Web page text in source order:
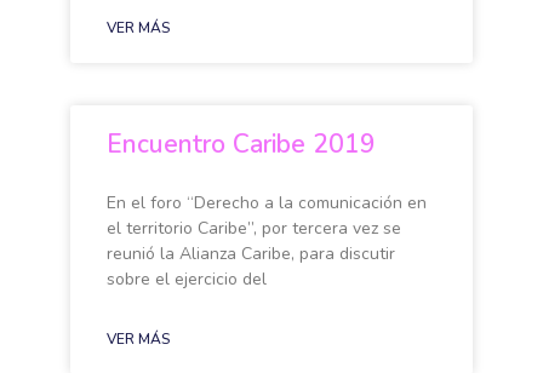
VER MÁS
Encuentro Caribe 2019
En el foro “Derecho a la comunicación en
el territorio Caribe”, por tercera vez se
reunió la Alianza Caribe, para discutir
sobre el ejercicio del
VER MÁS